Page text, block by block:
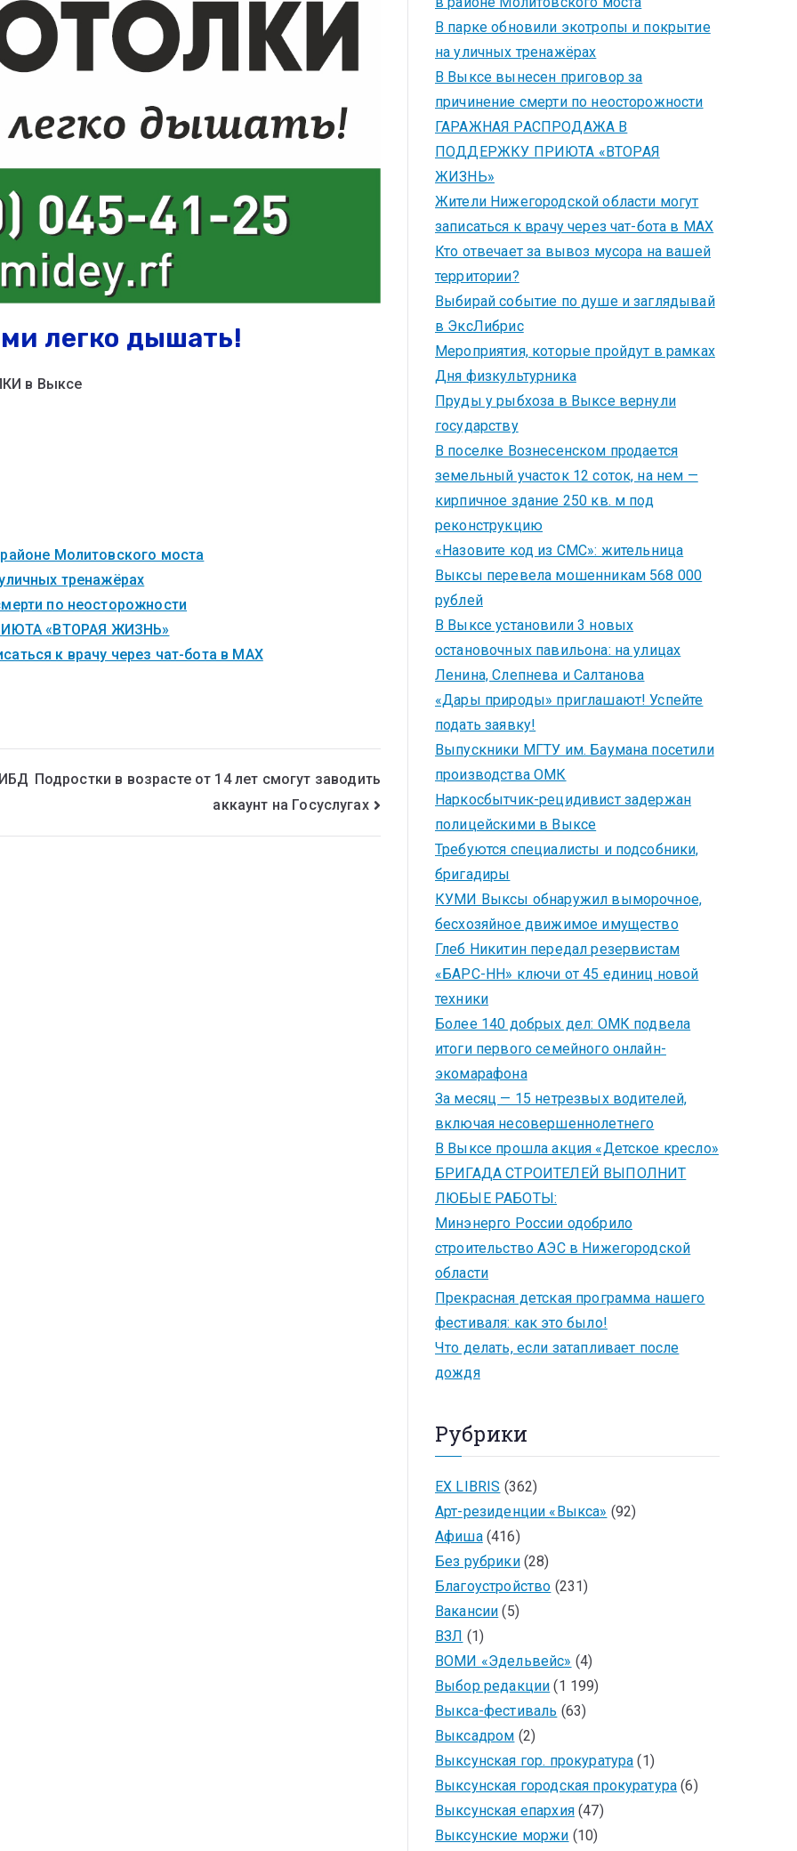
легко дышать!
в Выксе
Молитовского моста
тренажёрах
по неосторожности
«ВТОРАЯ ЖИЗНЬ»
к врачу через чат-бота в MAX
Подростки в возрасте от 14 лет смогут заводить
аккаунт на Госуслугах
В парке обновили экотропы и покрытие
на уличных тренажёрах
В Выксе вынесен приговор за
причинение смерти по неосторожности
ГАРАЖНАЯ РАСПРОДАЖА В
ПОДДЕРЖКУ ПРИЮТА «ВТОРАЯ
ЖИЗНЬ»
Жители Нижегородской области могут
записаться к врачу через чат-бота в MAX
Кто отвечает за вывоз мусора на вашей
территории?
Выбирай событие по душе и заглядывай
в ЭксЛибрис
Мероприятия, которые пройдут в рамках
Дня физкультурника
Пруды у рыбхоза в Выксе вернули
государству
В поселке Вознесенском продается
земельный участок 12 соток, на нем —
кирпичное здание 250 кв. м под
реконструкцию
«Назовите код из СМС»: жительница
Выксы перевела мошенникам 568 000
рублей
В Выксе установили 3 новых
остановочных павильона: на улицах
Ленина, Слепнева и Салтанова
«Дары природы» приглашают! Успейте
подать заявку!
Выпускники МГТУ им. Баумана посетили
производства ОМК
Наркосбытчик-рецидивист задержан
полицейскими в Выксе
Требуются специалисты и подсобники,
бригадиры
КУМИ Выксы обнаружил выморочное,
бесхозяйное движимое имущество
Глеб Никитин передал резервистам
«БАРС-НН» ключи от 45 единиц новой
техники
Более 140 добрых дел: ОМК подвела
итоги первого семейного онлайн-
экомарафона
За месяц — 15 нетрезвых водителей,
включая несовершеннолетнего
В Выксе прошла акция «Детское кресло»
БРИГАДА СТРОИТЕЛЕЙ ВЫПОЛНИТ
ЛЮБЫЕ РАБОТЫ:
Минэнерго России одобрило
строительство АЭС в Нижегородской
области
Прекрасная детская программа нашего
фестиваля: как это было!
Что делать, если затапливает после
дождя
Рубрики
EX LIBRIS (362)
Арт-резиденции «Выкса» (92)
Афиша(416)
Без рубрики(28)
Благоустройство (231)
Вакансии (5)
ВЗЛ (1)
ВОМИ «Эдельвейс» (4)
Выбор редакции (1 199)
Выкса-фестиваль (63)
Выксадром (2)
Выксунская гор. прокуратура (1)
Выксунская городская прокуратура (6)
Выксунская епархия(47)
Выксунские моржи (10)